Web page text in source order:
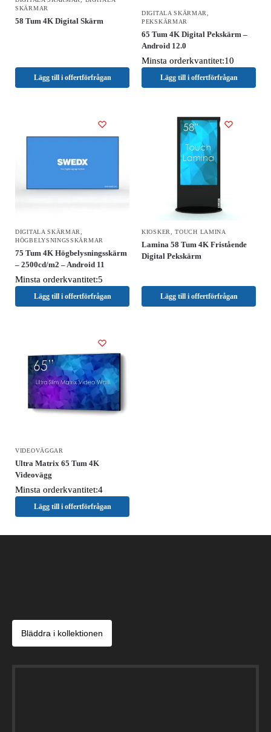
SKÄRMAR
58 Tum 4K Digital Skärm
Lägg till i offertförfrågan
DIGITALA SKÄRMAR
PEKSKÄRMAR
65 Tum 4K Digital Pekskärm –
Android 12.0
Minsta orderkvantitet:10
Lägg till i offertförfrågan
DIGITALA SKÄRMAR
HÖGBELYSNINGSSKÄRMAR
75 Tum 4K Högbelysningsskärm
– 2500cd/m2 – Android 11
Minsta orderkvantitet:5
Lägg till i offertförfrågan
KIOSKER ,TOUCH LAMINA
Lamina 58 Tum 4K Fristående
Digital Pekskärm
Lägg till i offertförfrågan
VIDEOVÄGGAR
Ultra Matrix 65 Tum 4K
Videovägg
Minsta orderkvantitet:4
Lägg till i offertförfrågan
Bläddra i kollektionen